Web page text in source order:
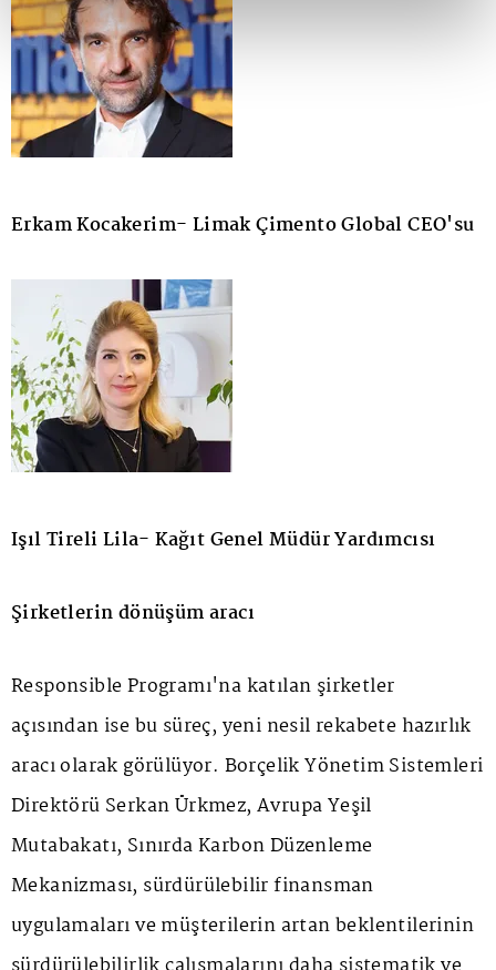
Erkam Kocakerim- Limak Çimento Global CEO'su
Işıl Tireli Lila- Kağıt Genel Müdür Yardımcısı
Şirketlerin dönüşüm aracı
Responsible Programı'na katılan şirketler
açısından ise bu süreç, yeni nesil rekabete hazırlık
aracı olarak görülüyor. Borçelik Yönetim Sistemleri
Direktörü Serkan Ürkmez, Avrupa Yeşil
Mutabakatı, Sınırda Karbon Düzenleme
Mekanizması, sürdürülebilir finansman
uygulamaları ve müşterilerin artan beklentilerinin